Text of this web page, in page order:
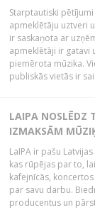
Starptautiski
apmeklētāju uztveri
ir saskaņota ar
apmeklētāji ir gatavi
piemērota mūzika.
publiskās vietās ir
LAIPA NOSLĒDZ
IZMAKSĀM
LaIPA ir pašu
kas rūpējas par to,
kafejnīcās,
par savu darbu.
producentus un